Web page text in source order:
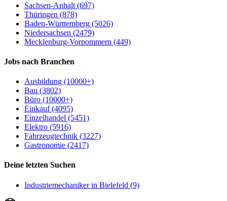
Sachsen-Anhalt (697)
Thüringen (878)
Baden-Württemberg (5026)
Niedersachsen (2479)
Mecklenburg-Vorpommern (449)
Jobs nach Branchen
Ausbildung (10000+)
Bau (3802)
Büro (10000+)
Einkauf (4095)
Einzelhandel (5451)
Elektro (5916)
Fahrzeugtechnik (3227)
Gastronomie (2417)
Deine letzten Suchen
Industriemechaniker in Bielefeld (9)